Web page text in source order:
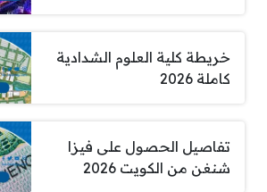
خريطة كلية العلوم الشدادية
كاملة 2026
تفاصيل الحصول على فيزا
شنغن من الكويت 2026